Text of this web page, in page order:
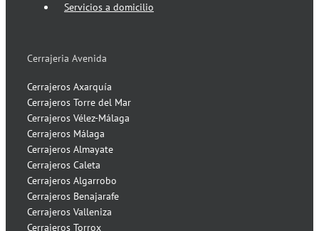
Servicios a domicilio
Cerrajeria Avenida
Cerrajeros Axarquía
Cerrajeros Torre del Mar
Cerrajeros Vélez-Málaga
Cerrajeros Málaga
Cerrajeros Almayate
Cerrajeros Caleta
Cerrajeros Algarrobo
Cerrajeros Benajarafe
Cerrajeros Valleniza
Cerrajeros Torrox